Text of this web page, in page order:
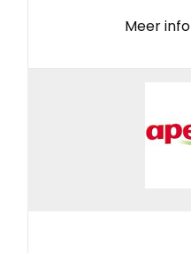
Meer info